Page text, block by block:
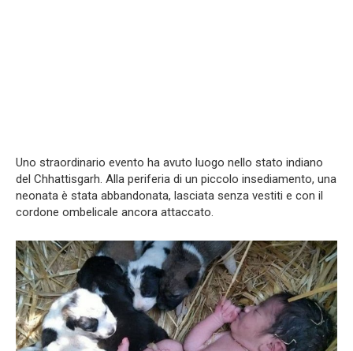
Uno straordinario evento ha avuto luogo nello stato indiano
del Chhattisgarh. Alla periferia di un piccolo insediamento, una
neonata è stata abbandonata, lasciata senza vestiti e con il
cordone ombelicale ancora attaccato.